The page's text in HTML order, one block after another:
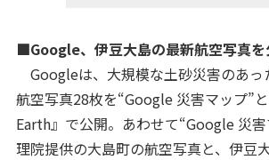
■Google、伊豆大島の最新航空写真を
Googleは、大規模な土砂災害のあっ
航空写真28枚を“Google 災害マップ”
Earth』で公開。あわせて“Google 災
理院提供の大島町の航空写真と、伊豆